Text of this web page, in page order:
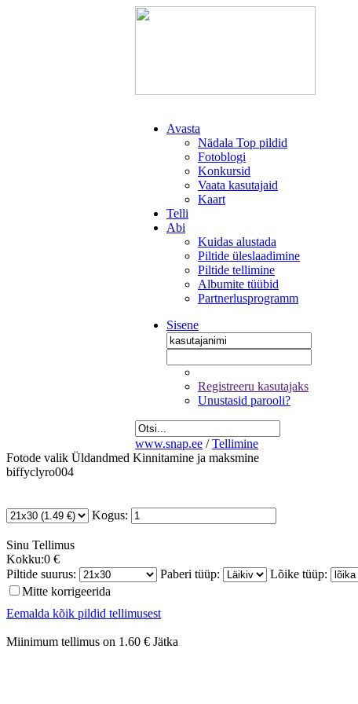
Avasta
Nädala Top pildid
Fotoblogi
Konkursid
Vaata kasutajaid
Kaart
Telli
Abi
Kuidas alustada
Piltide üleslaadimine
Piltide tellimine
Albumite tüübid
Partnerlusprogramm
Sisene
Registreeru kasutajaks
Unustasid parooli?
www.snap.ee / Tellimine
Fotode valik Üldandmed Kinnitamine ja maksmine
biffyclyro004
Kogus:
Sinu Tellimus
Kokku:0 €
Piltide suurus:
Paberi tüüp: Lõike tüüp:
Mitte korrigeerida
Eemalda kõik pildid tellimusest
Miinimum tellimus on 1.60 € Jätka